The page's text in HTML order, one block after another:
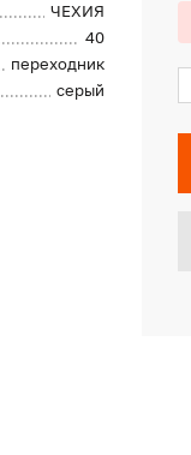
ЧЕХИЯ
40
переходник
серый